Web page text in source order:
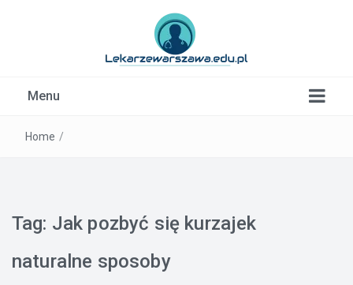
Menu
Home /
Tag: Jak pozbyć się kurzajek
naturalne sposoby